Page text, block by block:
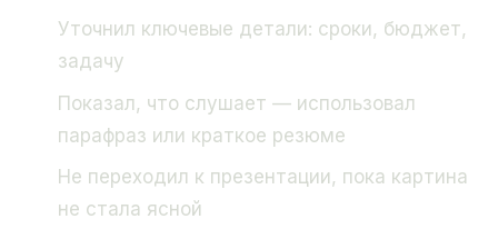
Уточнил ключевые детали: сроки, бюджет,
задачу
Показал, что слушает — использовал
парафраз или краткое резюме
Не переходил к презентации, пока картина
не стала ясной